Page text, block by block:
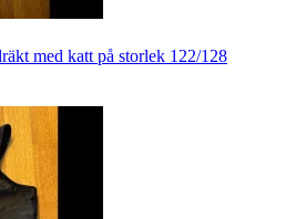
med katt på storlek 122/128